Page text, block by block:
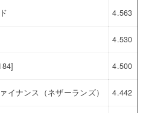
4.563
4.530
4.500
イナンス（ネザーランズ） 4.442